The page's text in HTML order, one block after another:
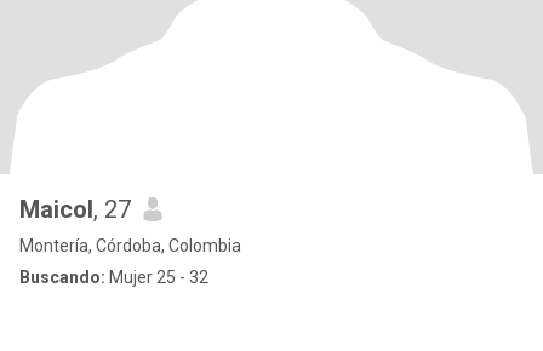
Maicol, 27
Montería, Córdoba, Colombia
Buscando: Mujer 25 - 32